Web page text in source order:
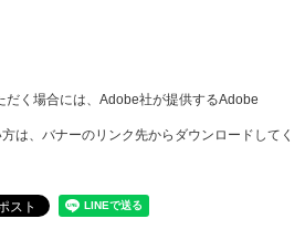
だく場合には、Adobe社が提供するAdobe
は、バナーのリンク先からダウンロードしてく